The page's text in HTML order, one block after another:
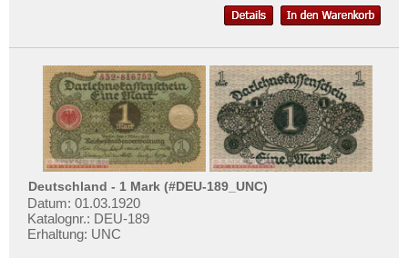
Deutschland - 1 Mark (#DEU-189_UNC)
Datum: 01.03.1920
Katalognr.: DEU-189
Erhaltung: UNC